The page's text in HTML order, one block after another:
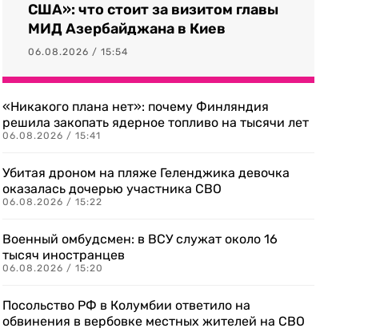
США»: что стоит за визитом главы
МИД Азербайджана в Киев
06.08.2026 / 15:54
«Никакого плана нет»: почему Финляндия
решила закопать ядерное топливо на тысячи лет
06.08.2026 / 15:41
Убитая дроном на пляже Геленджика девочка
оказалась дочерью участника СВО
06.08.2026 / 15:22
Военный омбудсмен: в ВСУ служат около 16
тысяч иностранцев
06.08.2026 / 15:20
Посольство РФ в Колумбии ответило на
обвинения в вербовке местных жителей на СВО